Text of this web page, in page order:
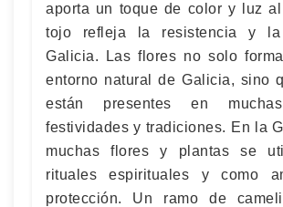
aporta un toque de color y luz al
tojo refleja la resistencia y
Galicia. Las flores no solo
entorno natural de Galicia, sino
están presentes en
festividades y tradiciones. En la
muchas flores y plantas se
rituales espirituales y como
protección. Un ramo de